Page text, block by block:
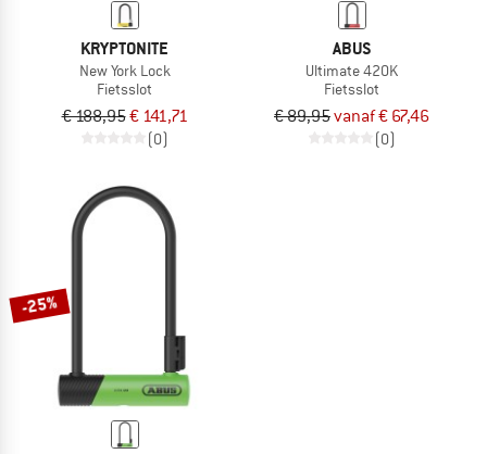
KRYPTONITE
New York Lock
Fietsslot
€ 188,95€ 141,71
(0)
ABUS
Ultimate 420K
Fietsslot
€ 89,95vanaf € 67,46
(0)
-25%